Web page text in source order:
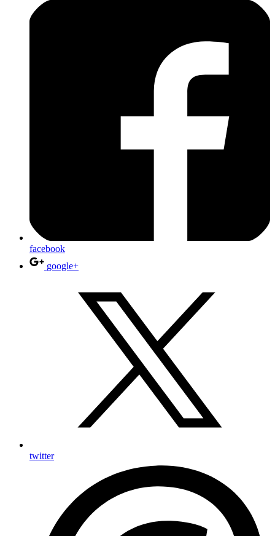
facebook
google+
twitter